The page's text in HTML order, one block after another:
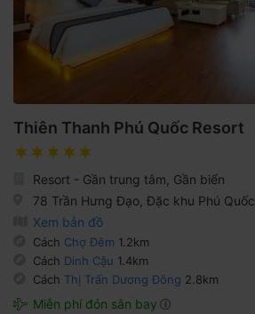
Thiên Thanh Phú Quốc Resort
Resort - Gần trung tâm, Gần biển
78 Trần Hưng Đạo, Đặc khu Phú Quốc
Xem bản đồ
Cách Chợ Đêm 1.2km
Cách Dinh Cậu 1.4km
Cách Thị Trấn Dương Đông 2.8km
Miễn phí đón sân bay